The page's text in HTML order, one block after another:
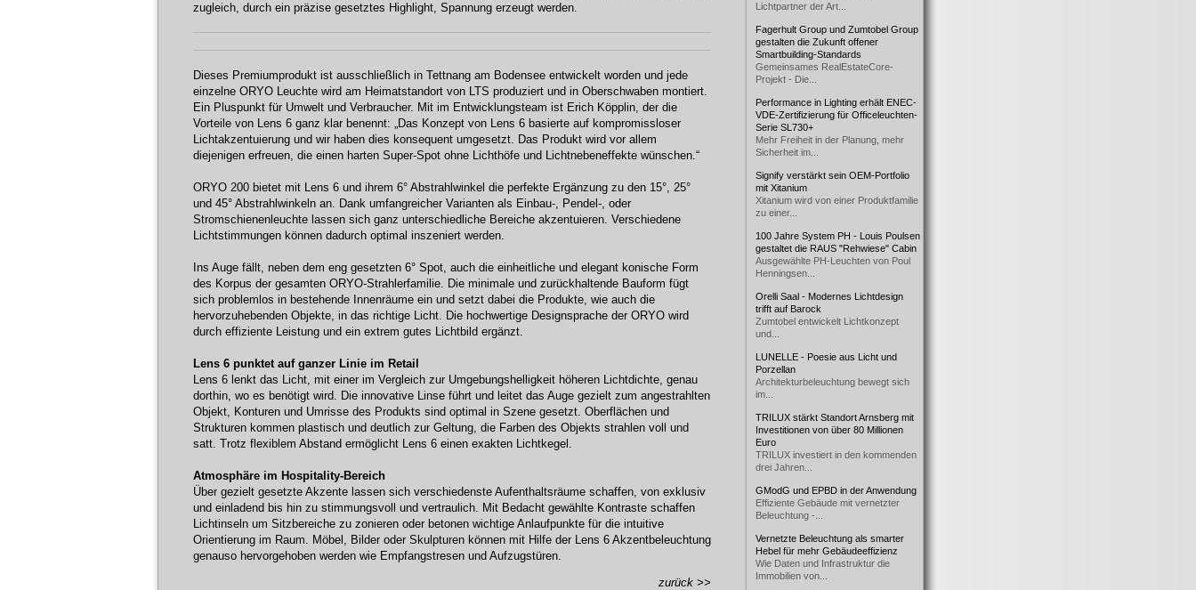
zugleich, durch ein präzise gesetztes Highlight, Spannung erzeugt werden.
Dieses Premiumprodukt ist ausschließlich in Tettnang am Bodensee entwickelt worden und jede
einzelne ORYO Leuchte wird am Heimatstandort von LTS produziert und in Oberschwaben montiert.
Ein Pluspunkt für Umwelt und Verbraucher. Mit im Entwicklungsteam ist Erich Köpplin, der die
Vorteile von Lens 6 ganz klar benennt: „Das Konzept von Lens 6 basierte auf kompromissloser
Lichtakzentuierung und wir haben dies konsequent umgesetzt. Das Produkt wird vor allem
diejenigen erfreuen, die einen harten Super-Spot ohne Lichthöfe und Lichtnebeneffekte wünschen.“
ORYO 200 bietet mit Lens 6 und ihrem 6° Abstrahlwinkel die perfekte Ergänzung zu den 15°, 25°
und 45° Abstrahlwinkeln an. Dank umfangreicher Varianten als Einbau-, Pendel-, oder
Stromschienenleuchte lassen sich ganz unterschiedliche Bereiche akzentuieren. Verschiedene
Lichtstimmungen können dadurch optimal inszeniert werden.
Ins Auge fällt, neben dem eng gesetzten 6° Spot, auch die einheitliche und elegant konische Form
des Korpus der gesamten ORYO-Strahlerfamilie. Die minimale und zurückhaltende Bauform fügt
sich problemlos in bestehende Innenräume ein und setzt dabei die Produkte, wie auch die
hervorzuhebenden Objekte, in das richtige Licht. Die hochwertige Designsprache der ORYO wird
durch effiziente Leistung und ein extrem gutes Lichtbild ergänzt.
Lens 6 punktet auf ganzer Linie im Retail
Lens 6 lenkt das Licht, mit einer im Vergleich zur Umgebungshelligkeit höheren Lichtdichte, genau
dorthin, wo es benötigt wird. Die innovative Linse führt und leitet das Auge gezielt zum angestrahlten
Objekt, Konturen und Umrisse des Produkts sind optimal in Szene gesetzt. Oberflächen und
Strukturen kommen plastisch und deutlich zur Geltung, die Farben des Objekts strahlen voll und
satt. Trotz flexiblem Abstand ermöglicht Lens 6 einen exakten Lichtkegel.
Atmosphäre im Hospitality-Bereich
Über gezielt gesetzte Akzente lassen sich verschiedenste Aufenthaltsräume schaffen, von exklusiv
und einladend bis hin zu stimmungsvoll und vertraulich. Mit Bedacht gewählte Kontraste schaffen
Lichtinseln um Sitzbereiche zu zonieren oder betonen wichtige Anlaufpunkte für die intuitive
Orientierung im Raum. Möbel, Bilder oder Skulpturen können mit Hilfe der Lens 6 Akzentbeleuchtung
genauso hervorgehoben werden wie Empfangstresen und Aufzugstüren.
zurück >>
Lichtpartner der Art...
Fagerhult Group und Zumtobel Group
gestalten die Zukunft offener
Smartbuilding-Standards
Gemeinsames RealEstateCore-
Projekt - Die...
Performance in Lighting erhält ENEC-
VDE-Zertifizierung für Officeleuchten-
Serie SL730+
Mehr Freiheit in der Planung, mehr
Sicherheit im...
Signify verstärkt sein OEM-Portfolio
mit Xitanium
Xitanium wird von einer Produktfamilie
zu einer...
100 Jahre System PH - Louis Poulsen
gestaltet die RAUS "Rehwiese" Cabin
Ausgewählte PH-Leuchten von Poul
Henningsen...
Orelli Saal - Modernes Lichtdesign
trifft auf Barock
Zumtobel entwickelt Lichtkonzept
und...
LUNELLE - Poesie aus Licht und
Porzellan
Architekturbeleuchtung bewegt sich
im...
TRILUX stärkt Standort Arnsberg mit
Investitionen von über 80 Millionen
Euro
TRILUX investiert in den kommenden
drei Jahren...
GModG und EPBD in der Anwendung
Effiziente Gebäude mit vernetzter
Beleuchtung -...
Vernetzte Beleuchtung als smarter
Hebel für mehr Gebäudeeffizienz
Wie Daten und Infrastruktur die
Immobilien von...